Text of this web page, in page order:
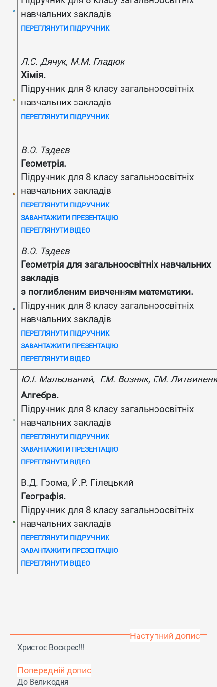
навчальних закладів
ПЕРЕГЛЯНУТИ ПІДРУЧНИК
Л.С. Дячук, М.М. Гладюк
Хімія.
Підручник для 8 класу загальноосвітніх
навчальних закладів
ПЕРЕГЛЯНУТИ ПІДРУЧНИК
В.О. Тадеєв
Геометрія.
Підручник для 8 класу загальноосвітніх
навчальних закладів
ПЕРЕГЛЯНУТИ ПІДРУЧНИК
ЗАВАНТАЖИТИ ПРЕЗЕНТАЦІЮ
ПЕРЕГЛЯНУТИ ВІДЕО
В.О. Тадеєв
Геометрія для загальноосвітніх навчальних
закладів
з поглибленим вивченням математики.
Підручник для 8 класу загальноосвітніх
навчальних закладів
ПЕРЕГЛЯНУТИ ПІДРУЧНИК
ЗАВАНТАЖИТИ ПРЕЗЕНТАЦІЮ
ПЕРЕГЛЯНУТИ ВІДЕО
Ю.І. Мальований, Г.М. Возняк, Г.М.
Алгебра.
Підручник для 8 класу загальноосвітніх
навчальних закладів
ПЕРЕГЛЯНУТИ ПІДРУЧНИК
ЗАВАНТАЖИТИ ПРЕЗЕНТАЦІЮ
ПЕРЕГЛЯНУТИ ВІДЕО
В.Д. Грома, Й.Р. Гілецький
Географія.
Підручник для 8 класу загальноосвітніх
навчальних закладів
ПЕРЕГЛЯНУТИ ПІДРУЧНИК
ЗАВАНТАЖИТИ ПРЕЗЕНТАЦІЮ
ПЕРЕГЛЯНУТИ ВІДЕО
Наступний допис
Христос Воскрес!!!
Попередній допис
До Великодня